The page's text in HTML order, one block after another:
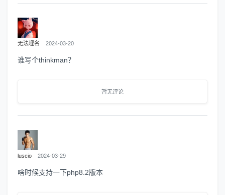
无法埋名 2024-03-20
谁写个thinkman？
暂无评论
luscio 2024-03-29
啥时候支持一下php8.2版本